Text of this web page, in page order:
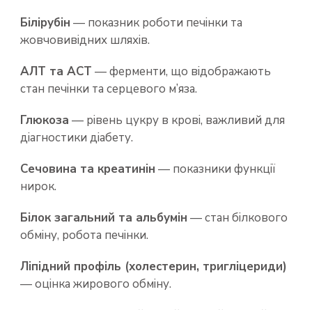
Білірубін — показник роботи печінки та
жовчовивідних шляхів.
АЛТ та АСТ — ферменти, що відображають
стан печінки та серцевого м’яза.
Глюкоза — рівень цукру в крові, важливий для
діагностики діабету.
Сечовина та креатинін — показники функції
нирок.
Білок загальний та альбумін — стан білкового
обміну, робота печінки.
Ліпідний профіль (холестерин, тригліцериди)
— оцінка жирового обміну.